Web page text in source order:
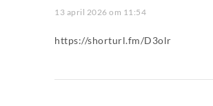
13 april 2026 om 11:54
https://shorturl.fm/D3olr